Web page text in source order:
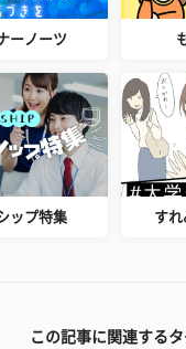
ーノーツ
ップ特集 すれ
この記事に関連する